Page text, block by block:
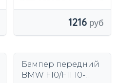
1216
Бампер передний
BMW F10/F11 10-